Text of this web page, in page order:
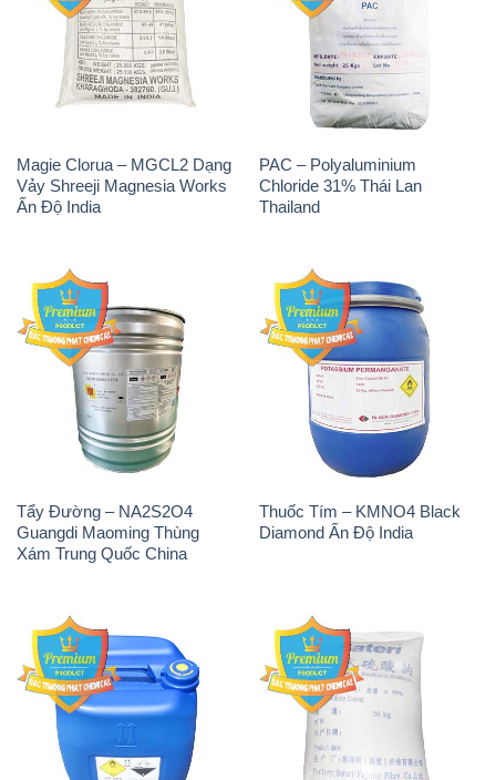
Magie Clorua – MGCL2 Dạng
Vảy Shreeji Magnesia Works
Ấn Độ India
PAC – Polyaluminium
Chloride 31% Thái Lan
Thailand
Tẩy Đường – NA2S2O4
Guangdi Maoming Thùng
Xám Trung Quốc China
Thuốc Tím – KMNO4 Black
Diamond Ấn Độ India